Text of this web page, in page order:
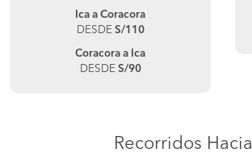
Ica a Coracora
DESDE S/110
Coracora a Ica
DESDE S/90
Recorridos Hacia